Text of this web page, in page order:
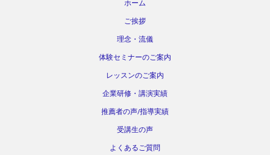
ホーム
ご挨拶
理念・流儀
体験セミナーのご案内
レッスンのご案内
企業研修・講演実績
推薦者の声/指導実績
受講生の声
よくあるご質問